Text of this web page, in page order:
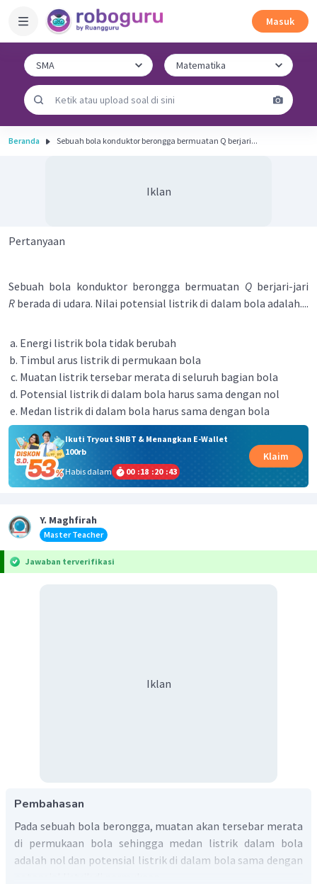
Masuk
Beranda Sebuah bola konduktor berongga bermuatan Q berjari...
Iklan
Pertanyaan
Sebuah bola konduktor berongga bermuatan Q berjari-jari
R berada di udara. Nilai potensial listrik di dalam bola adalah....
Energi listrik bola tidak berubah
Timbul arus listrik di permukaan bola
Muatan listrik tersebar merata di seluruh bagian bola
Potensial listrik di dalam bola harus sama dengan nol
Medan listrik di dalam bola harus sama dengan bola
Ikuti Tryout SNBT & Menangkan E-Wallet
100rb
Habis dalam
00 :18 :20 :43
Klaim
Y. Maghfirah
Master Teacher
Jawaban terverifikasi
Iklan
Pembahasan
Pada sebuah bola berongga, muatan akan tersebar merata
di permukaan bola sehingga medan listrik dalam bola
adalah nol dan potensial listrik di dalam bola sama dengan